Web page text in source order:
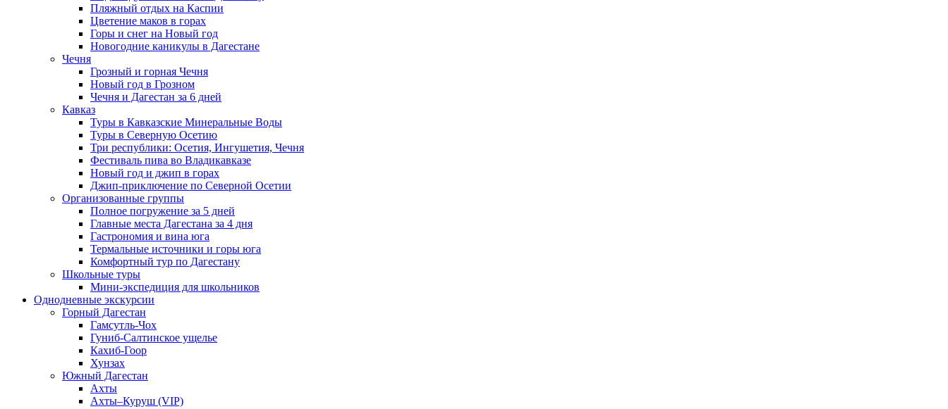
Пляжный отдых на Каспии
Цветение маков в горах
Горы и снег на Новый год
Новогодние каникулы в Дагестане
Чечня
Грозный и горная Чечня
Новый год в Грозном
Чечня и Дагестан за 6 дней
Кавказ
Туры в Кавказские Минеральные Воды
Туры в Северную Осетию
Три республики: Осетия, Ингушетия, Чечня
Фестиваль пива во Владикавказе
Новый год и джип в горах
Джип-приключение по Северной Осетии
Организованные группы
Полное погружение за 5 дней
Главные места Дагестана за 4 дня
Гастрономия и вина юга
Термальные источники и горы юга
Комфортный тур по Дагестану
Школьные туры
Мини-экспедиция для школьников
Однодневные экскурсии
Горный Дагестан
Гамсутль-Чох
Гуниб-Салтинское ущелье
Кахиб-Гоор
Хунзах
Южный Дагестан
Ахты
Ахты–Куруш (VIP)